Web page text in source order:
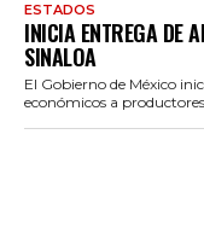
ESTADOS
INICIA ENTREGA DE
SINALOA
El Gobierno de México
económicos a